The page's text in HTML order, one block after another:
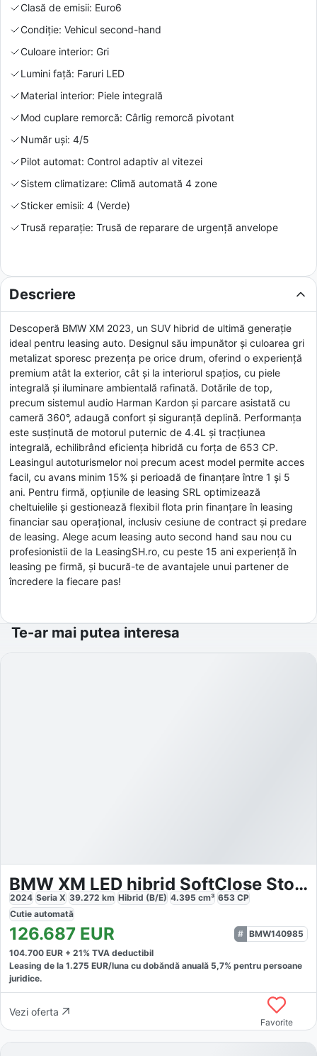
Clasă de emisii: Euro6
Condiție: Vehicul second-hand
Culoare interior: Gri
Lumini față: Faruri LED
Material interior: Piele integrală
Mod cuplare remorcă: Cârlig remorcă pivotant
Număr uși: 4/5
Pilot automat: Control adaptiv al vitezei
Sistem climatizare: Climă automată 4 zone
Sticker emisii: 4 (Verde)
Trusă reparație: Trusă de reparare de urgență anvelope
Descriere
Descoperă BMW XM 2023, un SUV hibrid de ultimă generație
ideal pentru leasing auto. Designul său impunător și culoarea gri
metalizat sporesc prezența pe orice drum, oferind o experiență
premium atât la exterior, cât și la interiorul spațios, cu piele
integrală și iluminare ambientală rafinată. Dotările de top,
precum sistemul audio Harman Kardon și parcare asistată cu
cameră 360°, adaugă confort și siguranță deplină. Performanța
este susținută de motorul puternic de 4.4L și tracțiunea
integrală, echilibrând eficiența hibridă cu forța de 653 CP.
Leasingul autoturismelor noi precum acest model permite acces
facil, cu avans minim 15% și perioadă de finanțare între 1 și 5
ani. Pentru firmă, opțiunile de leasing SRL optimizează
cheltuielile și gestionează flexibil flota prin finanțare în leasing
financiar sau operațional, inclusiv cesiune de contract și predare
de leasing. Alege acum leasing auto second hand sau nou cu
profesionistii de la LeasingSH.ro, cu peste 15 ani experiență în
leasing pe firmă, și bucură-te de avantajele unui partener de
încredere la fiecare pas!
Te-ar mai putea interesa
BMW XM LED hibrid SoftClose Stop Go
2024 Seria X 39.272 km Hibrid (B/E) 4.395 cm³ 653 CP
Cutie automată
126.687 EUR
BMW140985
104.700 EUR + 21% TVA deductibil
Leasing de la 1.275 EUR/luna cu dobăndă anuală 5,7% pentru persoane
juridice.
Vezi oferta
Favorite